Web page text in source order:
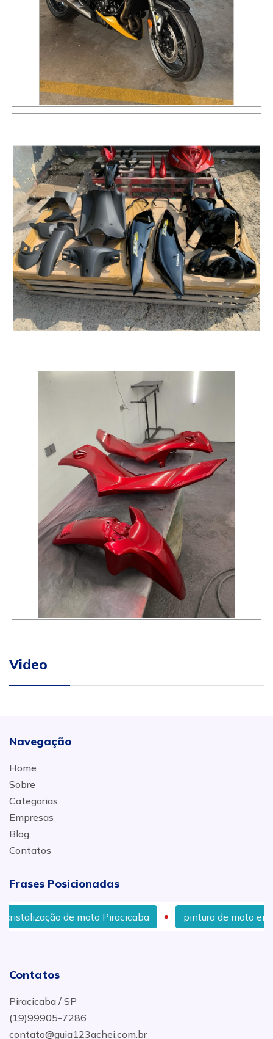
Video
Navegação
Home
Sobre
Categorias
Empresas
Blog
Contatos
Frases Posicionadas
moto Piracicaba pintura de moto em Piracicaba
Contatos
Piracicaba / SP
(19)99905-7286
contato@guia123achei.com.br